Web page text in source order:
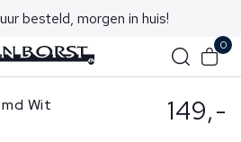
besteld, morgen in huis!
0
Wit 149,-